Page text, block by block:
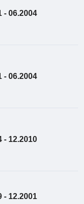
- 06.2004
- 06.2004
- 12.2010
- 12.2001